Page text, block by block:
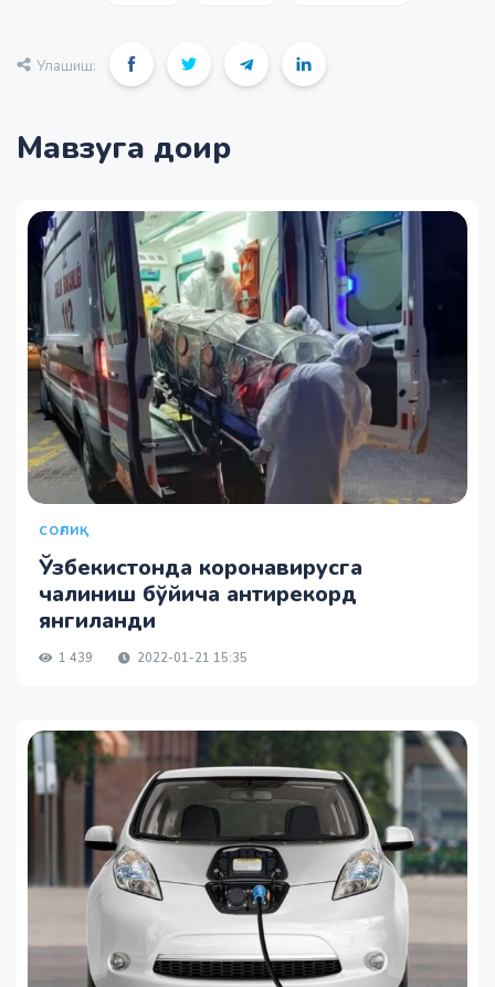
Улашиш:
Мавзуга доир
СОҒЛИҚ
Ўзбекистонда коронавирусга
чалиниш бўйича антирекорд
янгиланди
1 439 2022-01-21 15:35